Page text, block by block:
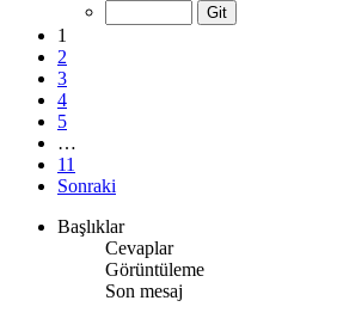
1
2
3
4
5
…
11
Sonraki
Başlıklar
Cevaplar
Görüntüleme
Son mesaj